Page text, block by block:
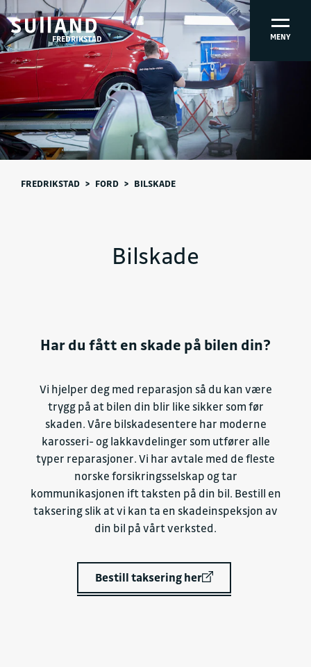
FREDRIKSTAD MENY
FREDRIKSTAD > FORD > BILSKADE
Bilskade
Har du fått en skade på bilen din?
Vi hjelper deg med reparasjon så du kan være
trygg på at bilen din blir like sikker som før
skaden. Våre bilskadesentere har moderne
karosseri- og lakkavdelinger som utfører alle
typer reparasjoner. Vi har avtale med de fleste
norske forsikringsselskap og tar
kommunikasjonen ift taksten på din bil. Bestill en
taksering slik at vi kan ta en skadeinspeksjon av
din bil på vårt verksted.
Bestill taksering her